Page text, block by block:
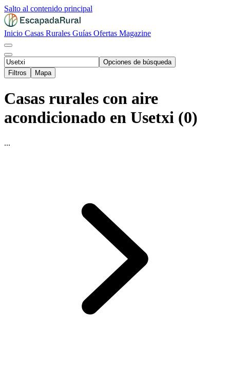
Salto al contenido principal
Inicio Casas Rurales Guías Ofertas Magazine
Opciones de búsqueda
Filtros
Mapa
Casas rurales con aire
acondicionado en Usetxi (0)
...